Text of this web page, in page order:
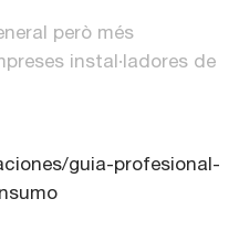
però més
instal·ladores de
guia-profesional-